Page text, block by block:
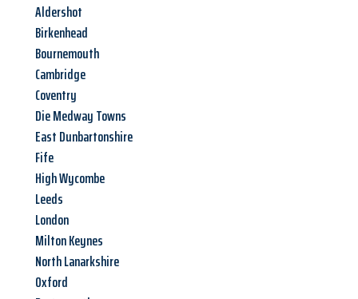
Aldershot
Birkenhead
Bournemouth
Cambridge
Coventry
Die Medway Towns
East Dunbartonshire
Fife
High Wycombe
Leeds
London
Milton Keynes
North Lanarkshire
Oxford